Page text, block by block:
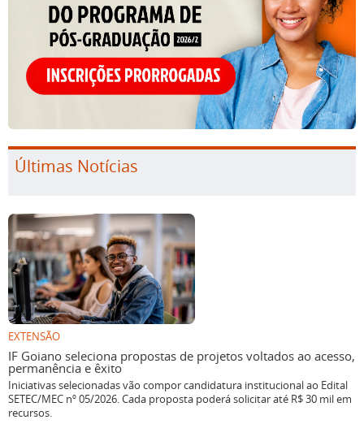
Últimas Notícias
EXTENSÃO
IF Goiano seleciona propostas de projetos voltados ao acesso,
permanência e êxito
Iniciativas selecionadas vão compor candidatura institucional ao Edital
SETEC/MEC nº 05/2026. Cada proposta poderá solicitar até R$ 30 mil em
recursos.